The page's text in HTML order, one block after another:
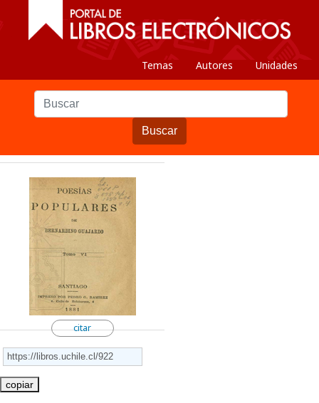
Temas Autores Unidades
Buscar
citar
copiar